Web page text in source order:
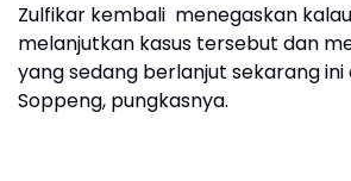
Zulfikar kembali menegaskan
melanjutkan kasus tersebut dan
yang sedang berlanjut sekarang ini
Soppeng, pungkasnya.